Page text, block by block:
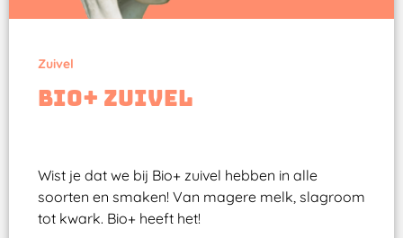
Zuivel
Bio+ zuivel
Wist je dat we bij Bio+ zuivel hebben in alle
soorten en smaken! Van magere melk, slagroom
tot kwark. Bio+ heeft het!